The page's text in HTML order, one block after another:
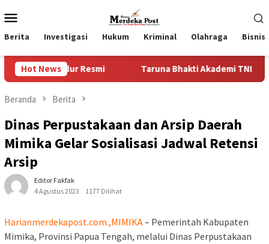
ke
kontenMobile
Berita Investigasi Hukum Kriminal Olahraga Bisnis
Hot News
Resmi Taruna Bhakti Akademi TNI 2026 Tanamkan
Beranda Berita
Dinas Perpustakaan dan Arsip Daerah
Mimika Gelar Sosialisasi Jadwal Retensi
Arsip
Editor Fakfak
4 Agustus 2023
1177 Dilihat
Harianmerdekapost.com.,MIMIKA– Pemerintah Kabupaten
Mimika, Provinsi Papua Tengah, melalui Dinas Perpustakaan